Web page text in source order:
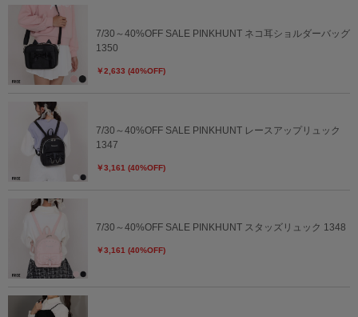
7/30～40%OFF SALE PINKHUNT ネコ耳ショルダーバッグ
1350
￥2,633 (40%OFF)
7/30～40%OFF SALE PINKHUNT レースアップリュック
1347
￥3,161 (40%OFF)
7/30～40%OFF SALE PINKHUNT スタッズリュック 1348
￥3,161 (40%OFF)